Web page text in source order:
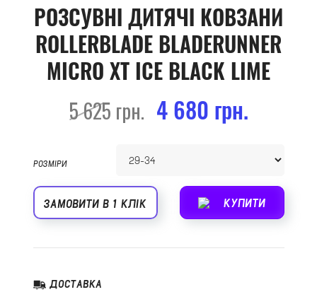
РОЗСУВНІ ДИТЯЧІ КОВЗАНИ
ROLLERBLADE BLADERUNNER
MICRO XT ICE BLACK LIME
5 625 грн. 4 680 грн.
РОЗМІРИ
КУПИТИ
ЗАМОВИТИ В 1 КЛІК
ДОСТАВКА